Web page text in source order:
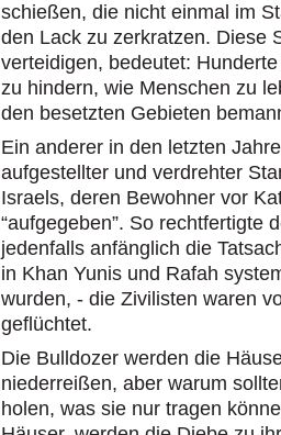
schießen, die nicht einmal im
den Lack zu zerkratzen. Diese
verteidigen, bedeutet:
zu hindern, wie Menschen zu
den besetzten Gebieten
Ein anderer in den letzten
aufgestellter und verdrehter
Israels, deren Bewohner vor
“aufgegeben”. So rechtfertigte
jedenfalls anfänglich die
in Khan Yunis und Rafah
wurden, - die Zivilisten waren
geflüchtet.
Die Bulldozer werden die
niederreißen, aber warum
holen, was sie nur tragen